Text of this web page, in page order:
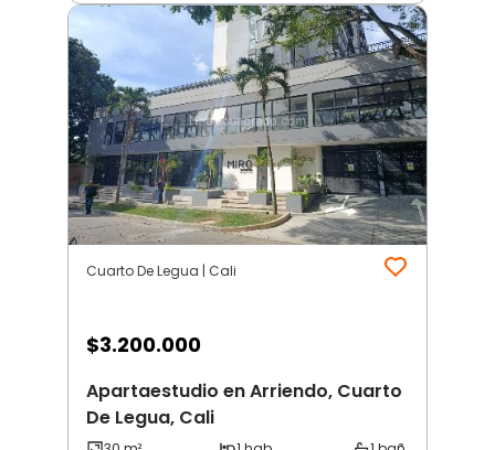
Cuarto De Legua | Cali
$3.200.000
Apartaestudio en Arriendo, Cuarto
De Legua, Cali